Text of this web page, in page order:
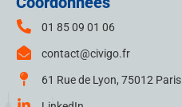
01 85 09 01 06
contact@civigo.fr
61 Rue de Lyon, 75012 Paris